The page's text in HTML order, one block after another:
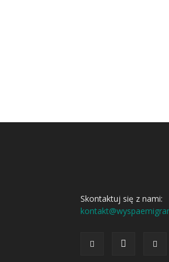
Skontaktuj się z nami: